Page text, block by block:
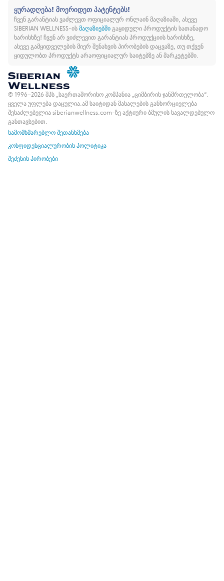
ყურადღება! მოერიდეთ პატენტებს!
ჩვენ გარანტიას ვაძლევთ ოფიციალურ ონლაინ მაღაზიაში, ასევე
SIBERIAN WELLNESS-ისმაღაზიებშიგაყიდული პროდუქტის სათანადო
ხარისხზე! ჩვენ არ ვიძლევით გარანტიას პროდუქციის ხარისხზე,
ასევე გამყიდველების მიერ შენახვის პირობების დაცვაზე, თუ თქვენ
ყიდულობთ პროდუქტს არაოფიციალურ საიტებზე ან მარკეტებში.
© 1996–2026 შპს „საერთაშორისო კომპანია „ციმბირის ჯანმრთელობა“.
ყველა უფლება დაცულია. ამ საიტიდან მასალების განხორციელება
შესაძლებელია siberianwellness.com-ზე აქტიური ბმულის სავალდებულო
განთავსებით.
სამომხმარებლო შეთანხმება
კონფიდენციალურობის პოლიტიკა
შეძენის პირობები